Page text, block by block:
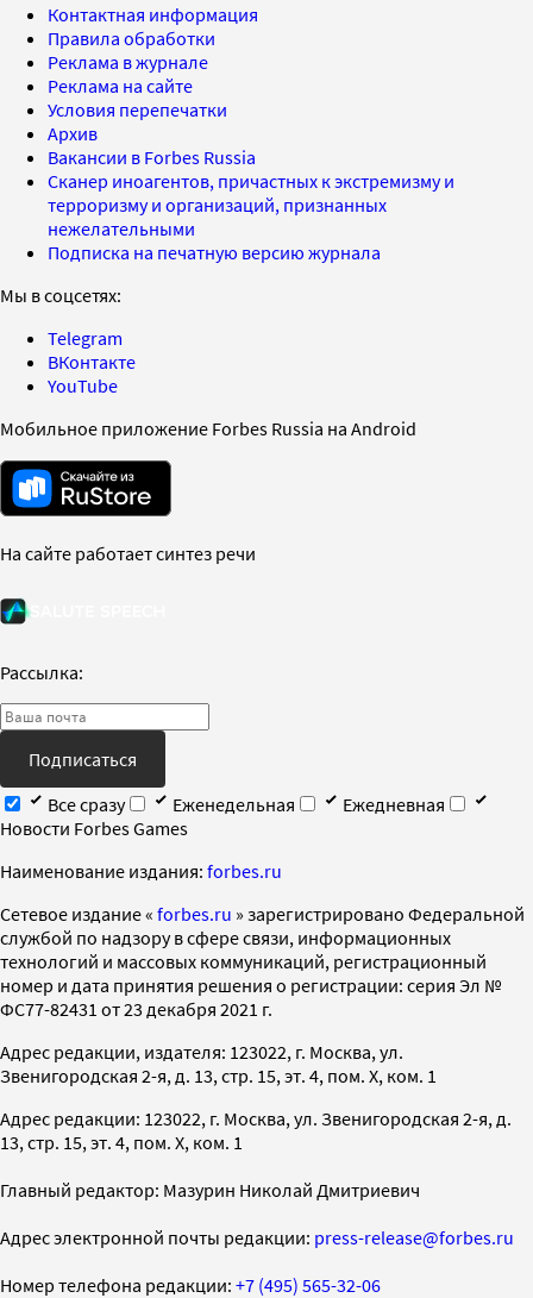
Контактная информация
Правила обработки
Реклама в журнале
Реклама на сайте
Условия перепечатки
Архив
Вакансии в Forbes Russia
Сканер иноагентов, причастных к экстремизму и
терроризму и организаций, признанных
нежелательными
Подписка на печатную версию журнала
Мы в соцсетях:
Telegram
ВКонтакте
YouTube
Мобильное приложение Forbes Russia на Android
На сайте работает синтез речи
Рассылка:
Подписаться
Все сразу
Еженедельная
Ежедневная
Новости Forbes Games
Наименование издания: forbes.ru
Cетевое издание « forbes.ru » зарегистрировано Федеральной
службой по надзору в сфере связи, информационных
технологий и массовых коммуникаций, регистрационный
номер и дата принятия решения о регистрации: серия Эл №
ФС77-82431 от 23 декабря 2021 г.
Адрес редакции, издателя: 123022, г. Москва, ул.
Звенигородская 2-я, д. 13, стр. 15, эт. 4, пом. X, ком. 1
Адрес редакции: 123022, г. Москва, ул. Звенигородская 2-я, д.
13, стр. 15, эт. 4, пом. X, ком. 1
Главный редактор: Мазурин Николай Дмитриевич
Адрес электронной почты редакции: press-release@forbes.ru
Номер телефона редакции: +7 (495) 565-32-06